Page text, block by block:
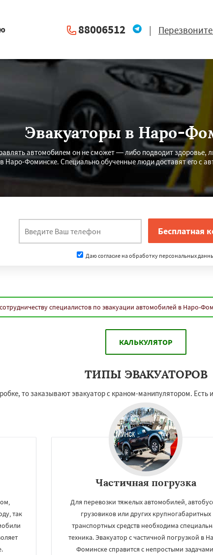
88006512 |
Эвакуаторы в Наро-
автомобилем он не сможет — либо подводит здоровье,
в Наро-Фоминске. Специально обученные люди доставят его с
Даю согласие на обработку персональных
специалистов по эвакуации автомобилей в Наро-
КАЛЬКУЛЯТОР
ТИПЫ ЭВАКУАТОРОВ
то заказывают эвакуатор с краном-манипулятором.
так
Частичная погрузка
Для перевозки тяжелых автомобилей,
грузовиков или других крупногабаритных
транспортных средств необходима
техника. Эвакуатор с частичной погрузкой в
Фоминске справится с непростыми